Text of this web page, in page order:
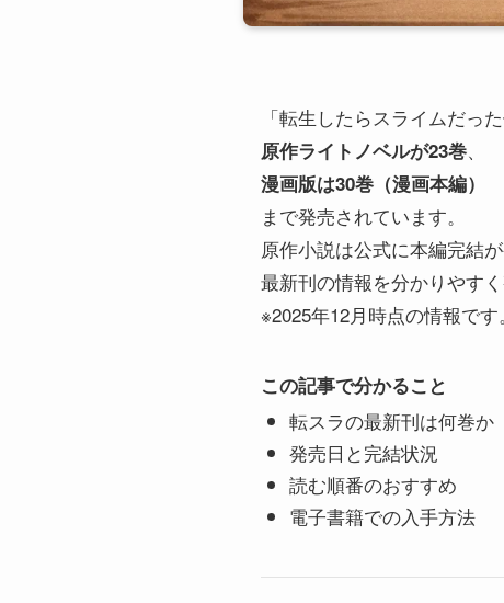
「転生したらスライムだっ
原作ライトノベルが23巻、
漫画版は30巻（漫画本編）
まで発売されています。
原作小説は公式に本編完結が
最新刊の情報を分かりやすく
※2025年12月時点の情報です。
この記事で分かること
転スラの最新刊は何巻か
発売日と完結状況
読む順番のおすすめ
電子書籍での入手方法